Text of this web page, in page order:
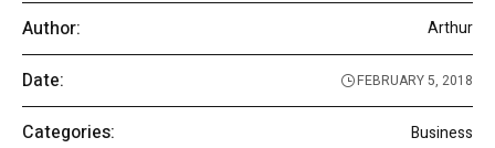
Author: Arthur
Date: FEBRUARY 5, 2018
Categories: Business